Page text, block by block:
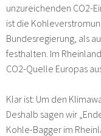
unzureichenden CO2-
ist die
Bundesregierung, als
festhalten. Im
CO2-Quelle Europas
Klar ist: Um den
Deshalb sagen wir
Kohle-Bagger im